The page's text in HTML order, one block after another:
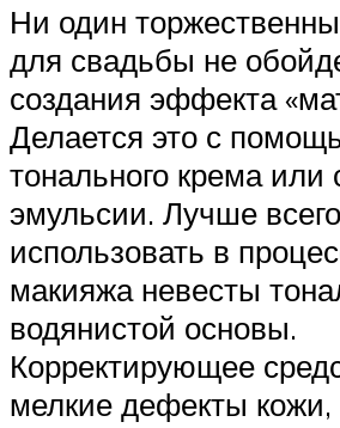
Ни один
для свадьбы не
создания эффекта
Делается это с
тонального крема или
эмульсии. Лучше всего
использовать в
макияжа невесты
водянистой основы.
Корректирующее
мелкие дефекты кожи,